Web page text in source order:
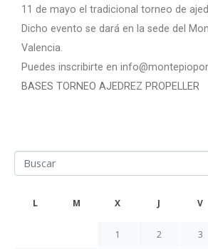
11 de mayo el tradicional torneo de
Dicho evento se dará en la sede del
Valencia.
Puedes inscribirte en
BASES TORNEO AJEDREZ PROPELLER
L M X J V
1 2 3